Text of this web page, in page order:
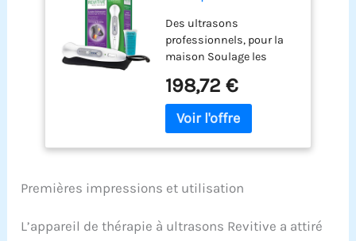
Des ultrasons
professionnels, pour la
maison Soulage les
aiguës Idéal pour les
blessures musculaires,
les courbatures et les
muscles
198,72 €
Premières impressions et utilisation
L’appareil de thérapie à ultrasons Revitive a attiré